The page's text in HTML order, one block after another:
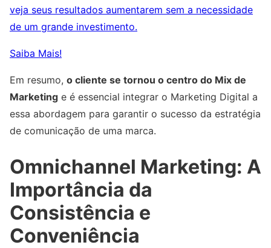
veja seus resultados aumentarem sem a necessidade
de um grande investimento.
Saiba Mais!
Em resumo, o cliente se tornou o centro do Mix de
Marketing e é essencial integrar o Marketing Digital a
essa abordagem para garantir o sucesso da estratégia
de comunicação de uma marca.
Omnichannel Marketing: A
Importância da
Consistência e
Conveniência